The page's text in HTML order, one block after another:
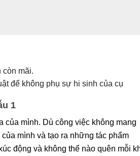
còn mãi.
để không phụ sự hi sinh của cụ
1
của mình. Dù công việc không mang
mình và tạo ra những tác phẩm
động và không thể nào quên mỗi